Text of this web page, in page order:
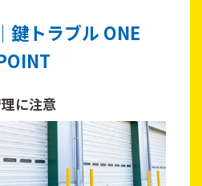
鍵トラブル ONE
に注意